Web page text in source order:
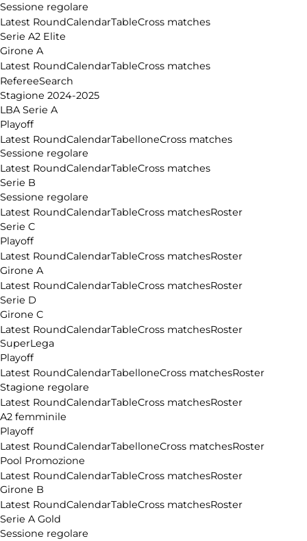
Sessione regolare
Latest RoundCalendarTableCross matches
Serie A2 Elite
Girone A
Latest RoundCalendarTableCross matches
RefereeSearch
Stagione 2024-2025
LBA Serie A
Playoff
Latest RoundCalendarTabelloneCross matches
Sessione regolare
Latest RoundCalendarTableCross matches
Serie B
Sessione regolare
Latest RoundCalendarTableCross matchesRoster
Serie C
Playoff
Latest RoundCalendarTableCross matchesRoster
Girone A
Latest RoundCalendarTableCross matchesRoster
Serie D
Girone C
Latest RoundCalendarTableCross matchesRoster
SuperLega
Playoff
Latest RoundCalendarTabelloneCross matchesRoster
Stagione regolare
Latest RoundCalendarTableCross matchesRoster
A2 femminile
Playoff
Latest RoundCalendarTabelloneCross matchesRoster
Pool Promozione
Latest RoundCalendarTableCross matchesRoster
Girone B
Latest RoundCalendarTableCross matchesRoster
Serie A Gold
Sessione regolare